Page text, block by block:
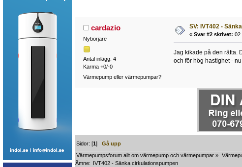
cardazio
Nybörjare
Antal inlägg: 4
Karma +0/-0
Värmepump eller värmepumpar?
SV: IVT402 -
« Svar #2 skrivet: 02
Jag kikade på den rätta.
och för hög hastighet -
Sidor: [1]Gå upp
Värmepumpsforum allt om värmepump och värmepumpar »
Ämne: IVT402 - Sänka cirkulationspumpen